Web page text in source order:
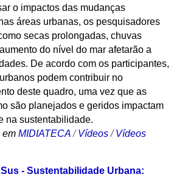
o impactos das mudanças
áreas urbanas, os pesquisadores
secas prolongadas, chuvas
do nível do mar afetarão a
De acordo com os participantes,
podem contribuir no
deste quadro, uma vez que as
são planejados e geridos impactam
na sustentabilidade.
em MIDIATECA /Vídeos /Vídeos
- Sustentabilidade Urbana: